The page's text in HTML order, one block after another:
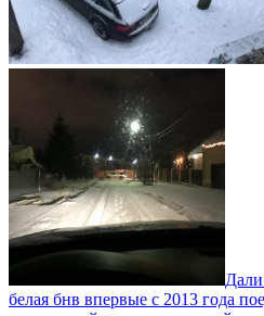
Дали
белая бнв впервые с 2013 года